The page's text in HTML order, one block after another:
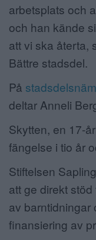
arbetsplats och
och han kände
att vi ska återta,
Bättre stadsdel.
På
deltar Anneli
Skytten, en 17-
fängelse i tio år
Stiftelsen
att ge direkt
av barntidningar
finansiering av